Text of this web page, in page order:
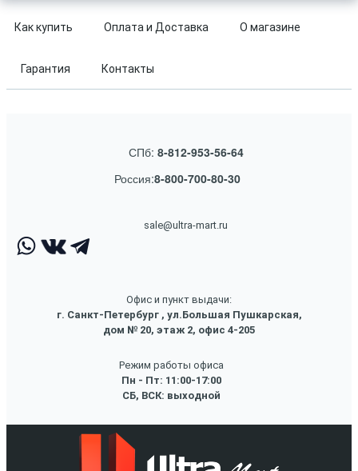
Как купить Оплата и Доставка О магазине
Гарантия Контакты
СПб: 8-812-953-56-64
Россия:8-800-700-80-30
sale@ultra-mart.ru
Офис и пункт выдачи:
г. Санкт-Петербург , ул.Большая Пушкарская,
дом № 20, этаж 2, офис 4-205
Режим работы офиса
Пн - Пт: 11:00-17:00
СБ, ВСК: выходной